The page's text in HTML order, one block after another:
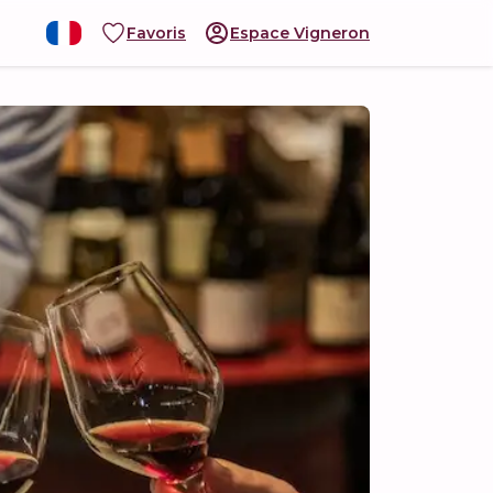
Favoris Espace Vigneron